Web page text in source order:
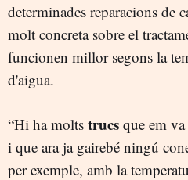
determinades reparacions de
molt concreta sobre el
funcionen millor segons la
d'aigua.
“Hi ha molts trucs que em
i que ara ja gairebé ningú
per exemple, amb la